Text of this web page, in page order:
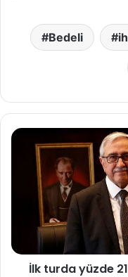
Bedeli
İ
y
İlk turda yüzde